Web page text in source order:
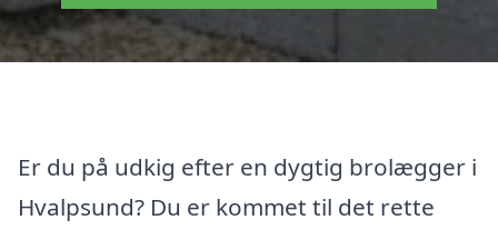
Er du på udkig efter en dygtig brolægger i
Hvalpsund? Du er kommet til det rette